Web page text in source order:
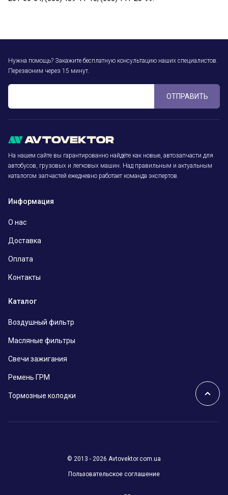
Нужна помощь? Закажите бесплатную консультацию наших специалистов.
Перезвоним через 15 минут.
ОТПРАВИТЬ
На нашем сайте вы гарантированно найдёте как новые, автозапчасти для
автобусов, грузовых и легковых машин. Над правильным и актуальным
каталогом запчастей ежедневно работает команда экспертов.
Информация
О нас
Доставка
Оплата
Контакты
Каталог
Воздушный фильтр
Масляные фильтры
Свечи зажигания
Ремень ГРМ
Тормозные колодки
© 2013 - 2026 Avtovektor.com.ua
Пользовательское соглашение